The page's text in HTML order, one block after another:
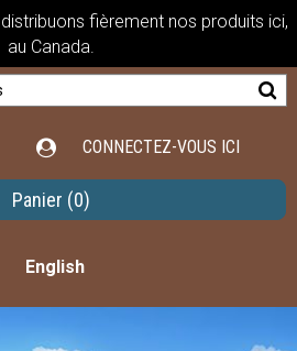
fièrement nos produits ici,
au Canada.
CONNECTEZ-VOUS ICI
Panier (0)
English